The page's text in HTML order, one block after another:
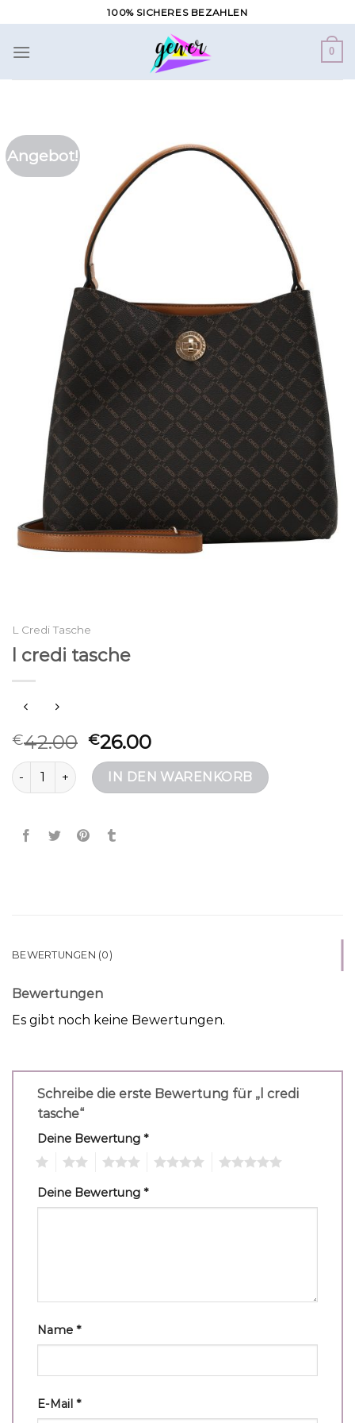
Inhalt
springen
100% SICHERES BEZAHLEN
0
Angebot!
L Credi Tasche
l credi tasche
€42.00 €26.00
l credi tasche MengeIN DEN WARENKORB
BEWERTUNGEN (0)
Bewertungen
Es gibt noch keine Bewertungen.
Schreibe die erste Bewertung für „l credi
tasche“
Deine Bewertung *
Deine Bewertung *
Name *
E-Mail *